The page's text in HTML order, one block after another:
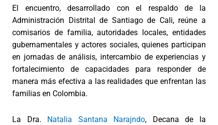
El encuentro, desarrollado con el respaldo de la
Administración Distrital de Santiago de Cali, reúne a
comisarios de familia, autoridades locales, entidades
gubernamentales y actores sociales, quienes participan
en jornadas de análisis, intercambio de experiencias y
fortalecimiento de capacidades para responder de
manera más efectiva a las realidades que enfrentan las
familias en Colombia.
La Dra. Natalia Santana Narajndo, Decana de la